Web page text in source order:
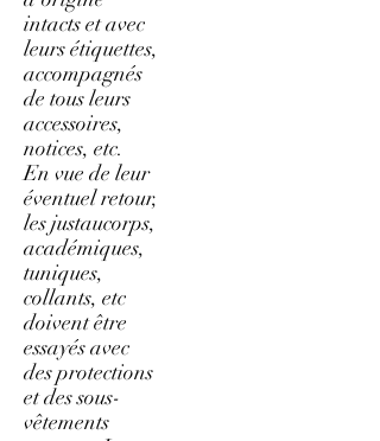
intacts et avec
leurs étiquettes,
accompagnés
de tous leurs
accessoires,
notices, etc.
En vue de leur
éventuel retour,
les justaucorps,
académiques,
tuniques,
collants, etc
doivent être
essayés avec
des protections
et des sous-
vêtements